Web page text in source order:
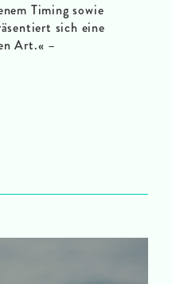
Timing sowie
sich eine
Art.« –